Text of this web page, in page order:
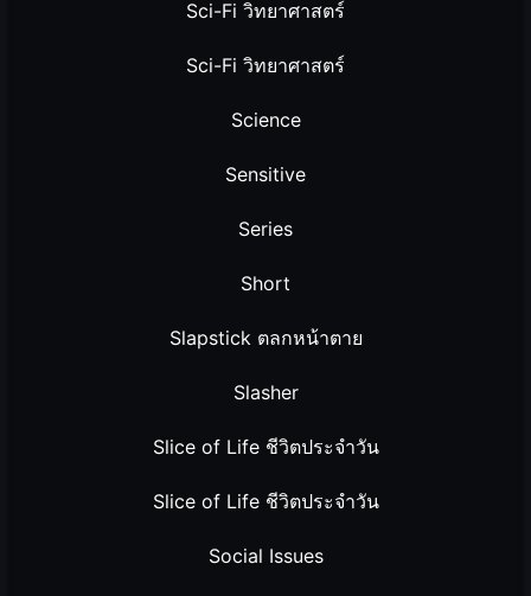
Sci-Fi วิทยาศาสตร์
Sci-Fi วิทยาศาสตร์
Science
Sensitive
Series
Short
Slapstick ตลกหน้าตาย
Slasher
Slice of Life ชีวิตประจำวัน
Slice of Life ชีวิตประจำวัน
Social Issues